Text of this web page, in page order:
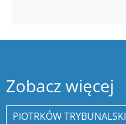
Zobacz więcej
PIOTRKÓW TRYBUNALSKI